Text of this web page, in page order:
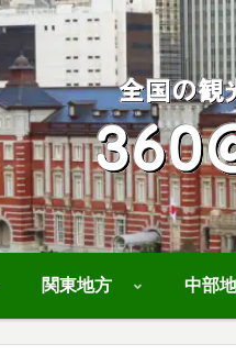
関東地方 中部